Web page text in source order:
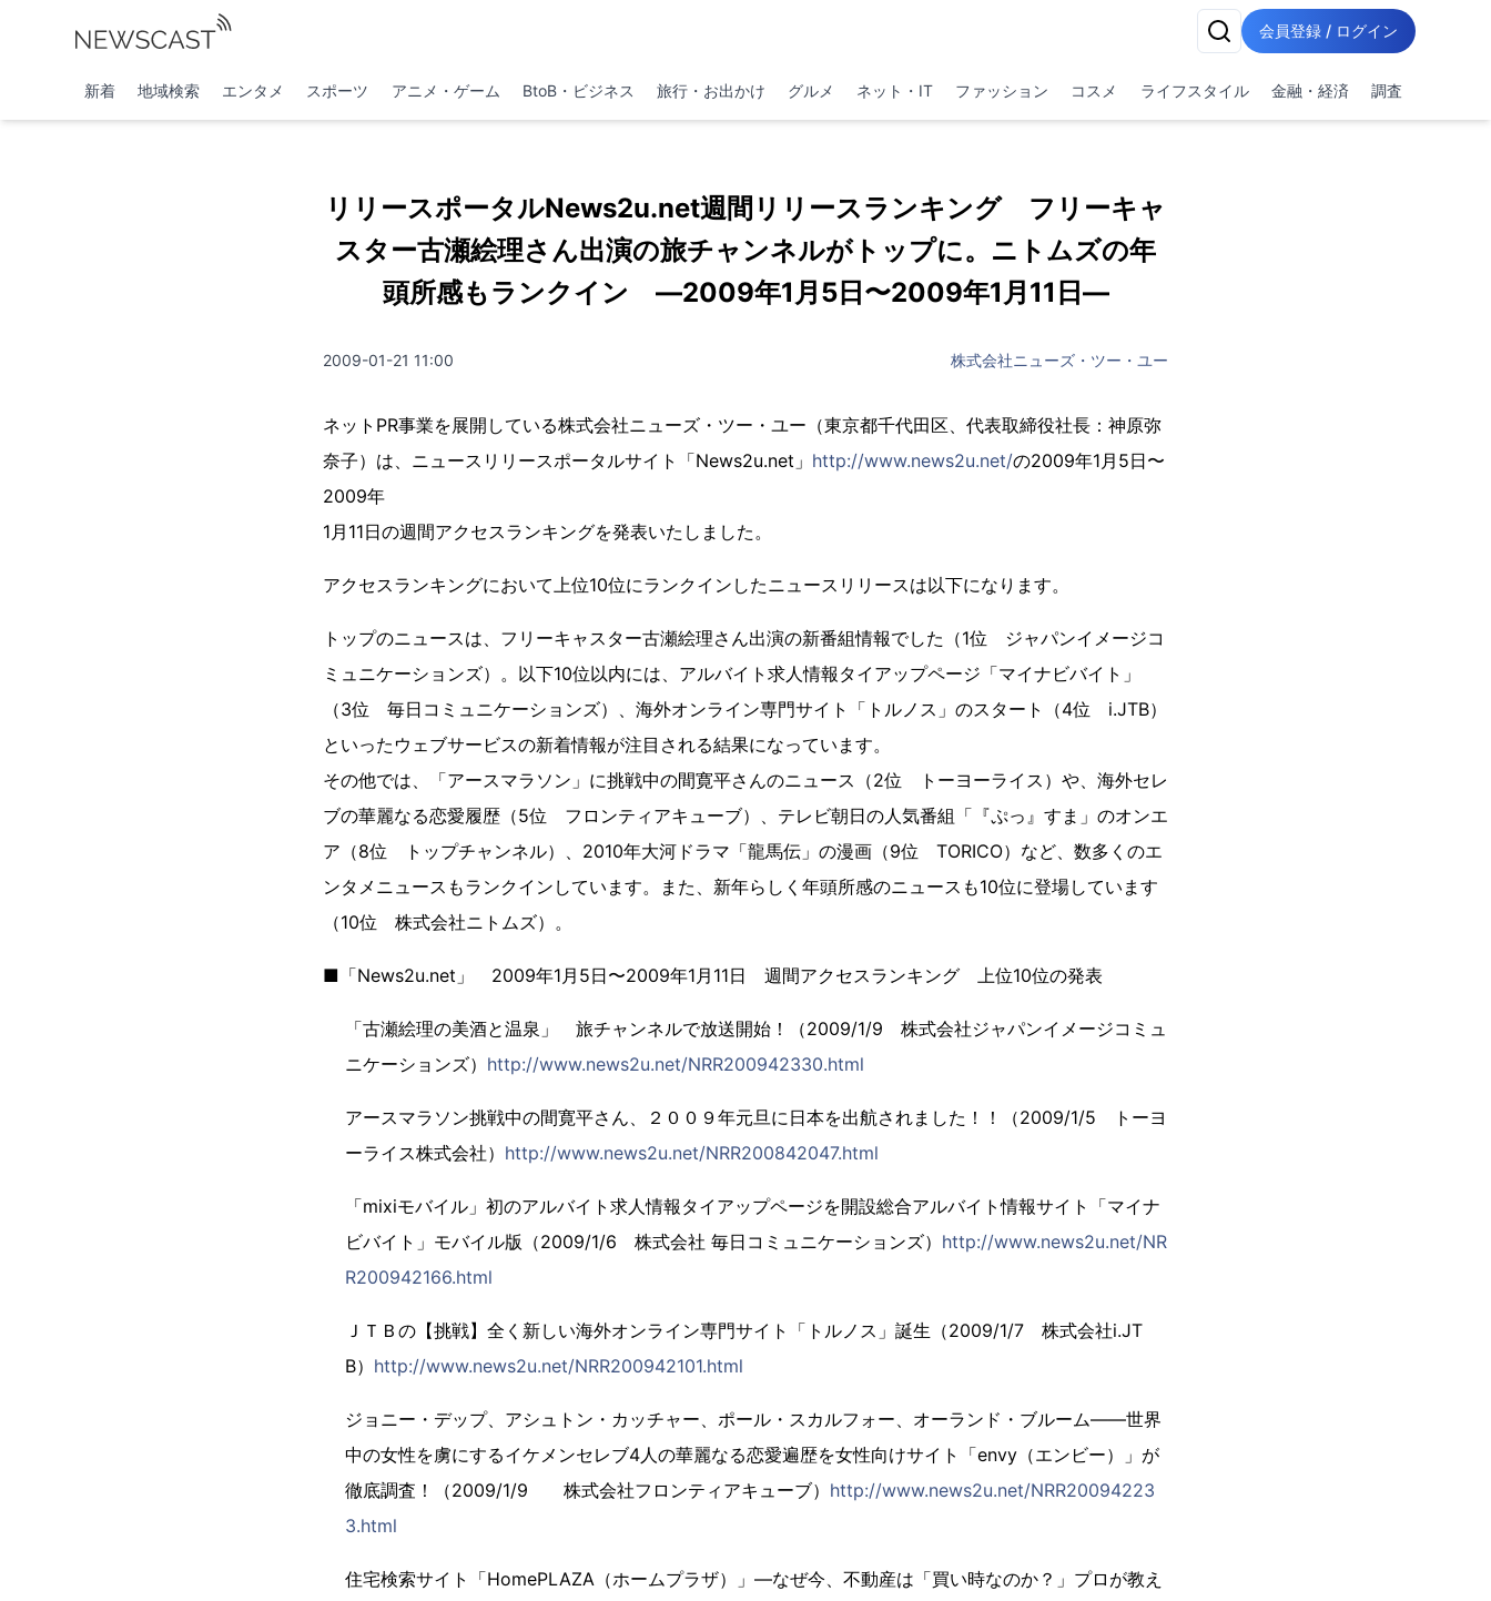
会員登録 / ログイン
新着 地域検索 エンタメ スポーツ アニメ・ゲーム BtoB・ビジネス 旅行・お出かけ グルメ ネット・IT ファッション コスメ ライフスタイル 金融・経済 調査
リリースポータルNews2u.net週間リリースランキング フリーキャ
スター古瀬絵理さん出演の旅チャンネルがトップに。ニトムズの年
頭所感もランクイン ―2009年1月5日〜2009年1月11日―
2009-01-21 11:00 株式会社ニューズ・ツー・ユー
ネットPR事業を展開している株式会社ニューズ・ツー・ユー（東京都千代田区、代表取締役社長：神原弥
奈子）は、ニュースリリースポータルサイト「News2u.net」 http://www.news2u.net/の2009年1月5日〜
2009年
1月11日の週間アクセスランキングを発表いたしました。
アクセスランキングにおいて上位10位にランクインしたニュースリリースは以下になります。
トップのニュースは、フリーキャスター古瀬絵理さん出演の新番組情報でした（1位 ジャパンイメージコ
ミュニケーションズ）。以下10位以内には、アルバイト求人情報タイアップページ「マイナビバイト」
（3位 毎日コミュニケーションズ）、海外オンライン専門サイト「トルノス」のスタート（4位 i.JTB）
といったウェブサービスの新着情報が注目される結果になっています。
その他では、「アースマラソン」に挑戦中の間寛平さんのニュース（2位 トーヨーライス）や、海外セレ
ブの華麗なる恋愛履歴（5位 フロンティアキューブ）、テレビ朝日の人気番組「『ぷっ』すま」のオンエ
ア（8位 トップチャンネル）、2010年大河ドラマ「龍馬伝」の漫画（9位 TORICO）など、数多くのエ
ンタメニュースもランクインしています。また、新年らしく年頭所感のニュースも10位に登場しています
（10位 株式会社ニトムズ）。
■「News2u.net」 2009年1月5日〜2009年1月11日 週間アクセスランキング 上位10位の発表
「古瀬絵理の美酒と温泉」 旅チャンネルで放送開始！（2009/1/9 株式会社ジャパンイメージコミュ
ニケーションズ） http://www.news2u.net/NRR200942330.html
アースマラソン挑戦中の間寛平さん、２００９年元旦に日本を出航されました！！（2009/1/5 トーヨ
ーライス株式会社） http://www.news2u.net/NRR200842047.html
「mixiモバイル」初のアルバイト求人情報タイアップページを開設総合アルバイト情報サイト「マイナ
ビバイト」モバイル版（2009/1/6 株式会社 毎日コミュニケーションズ） http://www.news2u.net/NR
R200942166.html
ＪＴＢの【挑戦】全く新しい海外オンライン専門サイト「トルノス」誕生（2009/1/7 株式会社i.JT
B） http://www.news2u.net/NRR200942101.html
ジョニー・デップ、アシュトン・カッチャー、ポール・スカルフォー、オーランド・ブルーム――世界
中の女性を虜にするイケメンセレブ4人の華麗なる恋愛遍歴を女性向けサイト「envy（エンビー）」が
徹底調査！（2009/1/9 株式会社フロンティアキューブ） http://www.news2u.net/NRR20094223
3.html
住宅検索サイト「HomePLAZA（ホームプラザ）」―なぜ今、不動産は「買い時なのか？」プロが教え